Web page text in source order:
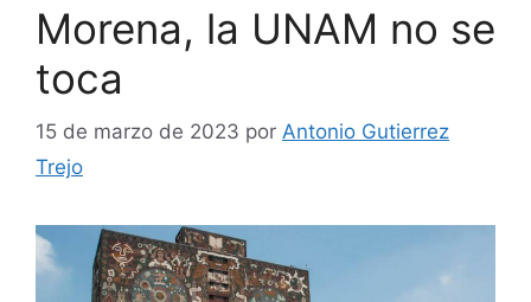
Morena, la UNAM no se
toca
15 de marzo de 2023 por Antonio Gutierrez
Trejo